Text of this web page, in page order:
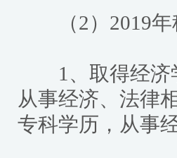
（2）2019年
1、取得经济学
从事经济、法律
专科学历，从事